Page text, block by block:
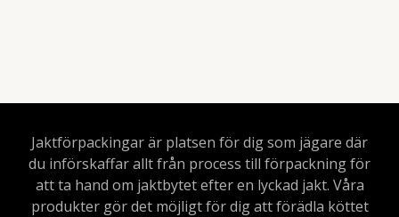
Jaktförpackingar är platsen för dig som jägare där
du införskaffar allt från process till förpackning för
att ta hand om jaktbytet efter en lyckad jakt. Våra
produkter gör det möjligt för dig att förädla köttet